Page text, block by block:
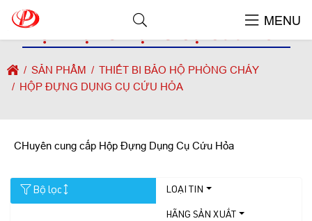
MENU
HỘP ĐỰNG DỤNG CỤ CỨU HỎA
SẢN PHẨM
THIẾT BI BẢO HỘ PHÒNG CHÁY
HỘP ĐỰNG DỤNG CỤ CỨU HỎA
CHuyên cung cấp Hộp Đựng Dụng Cụ Cứu Hỏa
Bộ lọc LOẠI TIN
HÃNG SẢN XUẤT